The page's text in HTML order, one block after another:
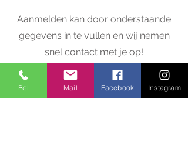
Aanmelden kan door onderstaande
gegevens in te vullen en wij nemen
snel contact met je op!
Voornaam
Bel Mail Facebook Instagram